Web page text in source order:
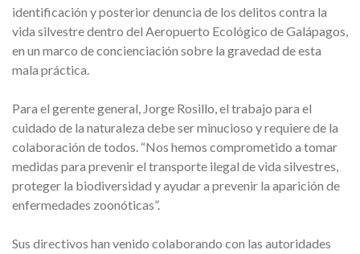
identificación y posterior denuncia de los delitos contra la
vida silvestre dentro del Aeropuerto Ecológico de Galápagos,
en un marco de concienciación sobre la gravedad de esta
mala práctica.
Para el gerente general, Jorge Rosillo, el trabajo para el
cuidado de la naturaleza debe ser minucioso y requiere de la
colaboración de todos. “Nos hemos comprometido a tomar
medidas para prevenir el transporte ilegal de vida silvestres,
proteger la biodiversidad y ayudar a prevenir la aparición de
enfermedades zoonóticas”.
Sus directivos han venido colaborando con las autoridades